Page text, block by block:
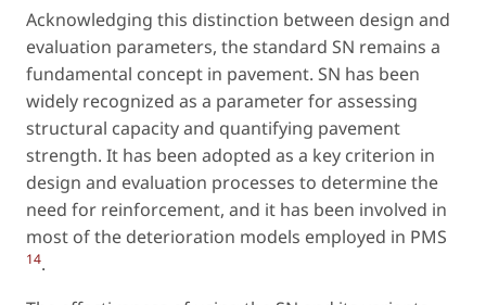
Acknowledging this distinction between design and
evaluation parameters, the standard SN remains a
fundamental concept in pavement. SN has been
widely recognized as a parameter for assessing
structural capacity and quantifying pavement
strength. It has been adopted as a key criterion in
design and evaluation processes to determine the
need for reinforcement, and it has been involved in
most of the deterioration models employed in PMS
14.